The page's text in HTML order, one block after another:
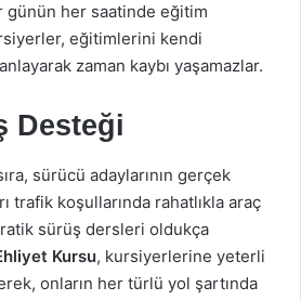
her saatinde eğitim
eğitimlerini kendi
zaman kaybı yaşamazlar.
Desteği
sürücü adaylarının gerçek
trafik koşullarında rahatlıkla araç
sürüş dersleri oldukça
Kursu, kursiyerlerine yeterli
onların her türlü yol şartında